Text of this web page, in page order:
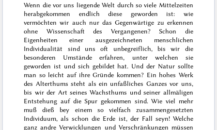
Wenn die vor uns liegende Welt durch so viele Mittelzeiten
herabgekommen endlich diese geworden ist: wie
vermöchten wir auch nur das Gegenwärtige zu erkennen
ohne Wissenschaft des Vergangenen? Schon die
Eigenheiten einer ausgezeichneten menschlichen
Individualität sind uns oft unbegreiflich, bis wir die
besonderen Umstände erfahren, unter welchen sie
geworden ist und sich gebildet hat. Und der Natur sollte
man so leicht auf ihre Gründe kommen? Ein hohes Werk
des Alterthums steht als ein unfaßliches Ganzes vor uns,
bis wir der Art seines Wachsthums und seiner allmäligen
Entstehung auf die Spur gekommen sind. Wie viel mehr
muß dieß bey einem so vielfach zusammengesetzten
Individuum, als schon die Erde ist, der Fall seyn! Welche
ganz andre Verwicklungen und Verschränkungen müssen